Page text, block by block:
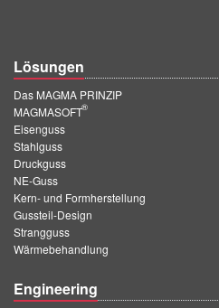
Lösungen
Das MAGMA PRINZIP
MAGMASOFT
®
Eisenguss
Stahlguss
Druckguss
NE-Guss
Kern- und Formherstellung
Gussteil-Design
Strangguss
Wärmebehandlung
Engineering